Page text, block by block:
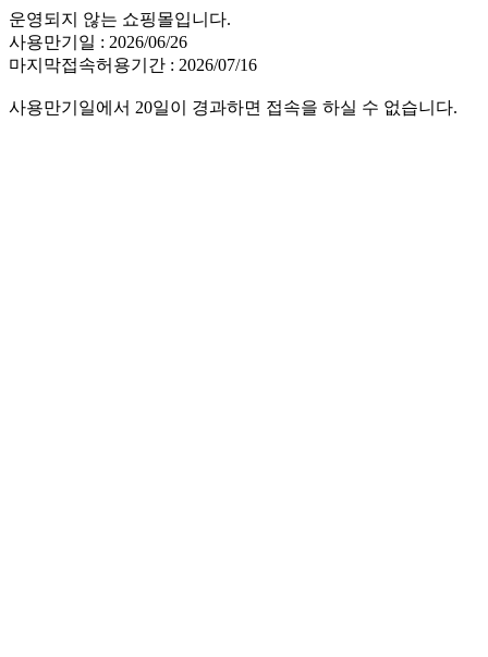
운영되지 않는 쇼핑몰입니다.
사용만기일 : 2026/06/26
마지막접속허용기간 : 2026/07/16
사용만기일에서 20일이 경과하면 접속을 하실 수 없습니다.